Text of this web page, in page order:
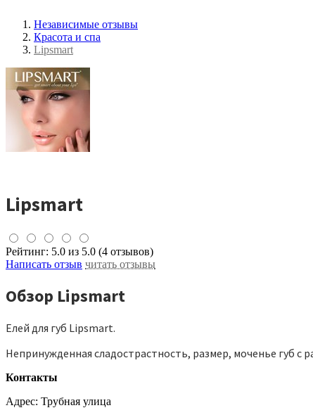
Независимые отзывы
Красота и спа
Lipsmart
Lipsmart
Рейтинг: 5.0 из 5.0 (4 отзывов)
Написать отзыв читать отзывы
Обзор Lipsmart
Елей для губ Lipsmart.
Непринужденная сладострастность, размер, моченье губ с
Контакты
Адрес: Трубная улица